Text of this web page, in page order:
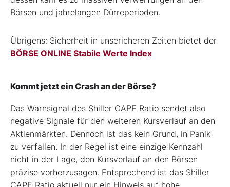
Börsen und jahrelangen Dürreperioden.
Übrigens: Sicherheit in unsericheren Zeiten bietet der
BÖRSE ONLINE Stabile Werte Index
Kommt jetzt ein Crash an der Börse?
Das Warnsignal des Shiller CAPE Ratio sendet also
negative Signale für den weiteren Kursverlauf an den
Aktienmärkten. Dennoch ist das kein Grund, in Panik
zu verfallen. In der Regel ist eine einzige Kennzahl
nicht in der Lage, den Kursverlauf an den Börsen
präzise vorherzusagen. Entsprechend ist das Shiller
CAPE Ratio aktuell nur ein Hinweis auf hohe